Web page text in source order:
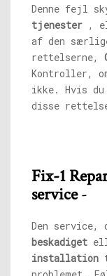
Denne fejl
tjenester ,
af den
rettelserne,
Kontroller,
ikke. Hvis
disse
Fix-1
service-
Den service,
beskadiget
installation